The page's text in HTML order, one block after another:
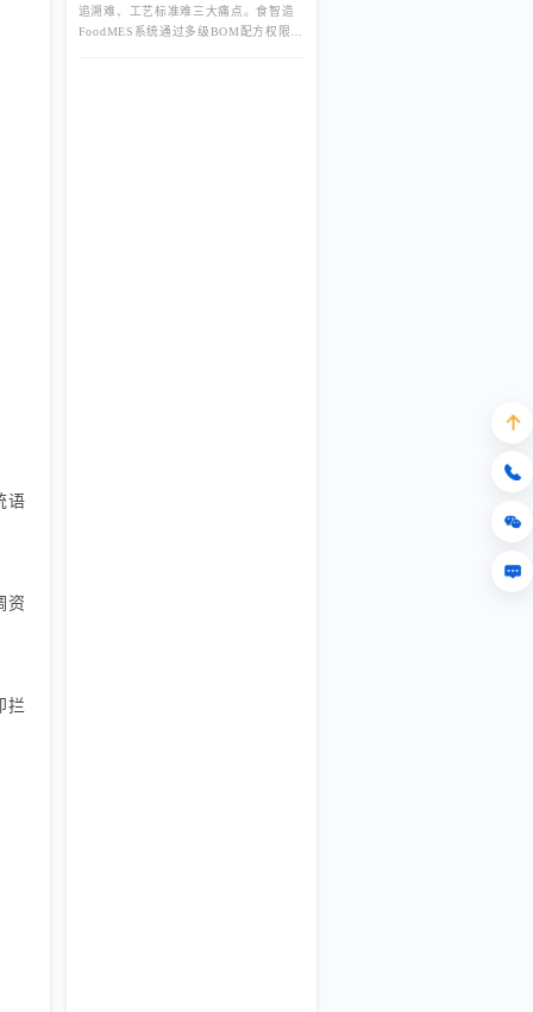
语
资
拦
追溯难、工艺标准难三大痛点。食智造
FoodMES系统通过多级BOM配方权限管